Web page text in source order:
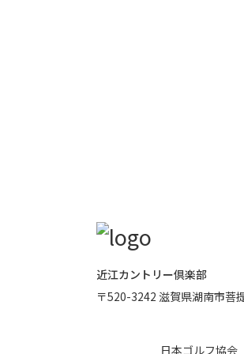
近江カントリー倶楽部
〒520-3242 滋賀県湖南市菩
日本ゴルフ協会